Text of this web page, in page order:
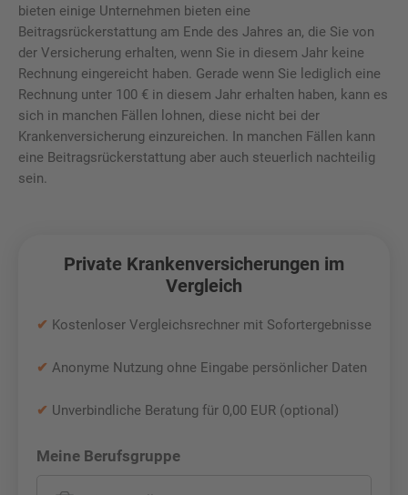
bieten einige Unternehmen bieten eine
Beitragsrückerstattung am Ende des Jahres an, die Sie von
der Versicherung erhalten, wenn Sie in diesem Jahr keine
Rechnung eingereicht haben. Gerade wenn Sie lediglich eine
Rechnung unter 100 € in diesem Jahr erhalten haben, kann es
sich in manchen Fällen lohnen, diese nicht bei der
Krankenversicherung einzureichen. In manchen Fällen kann
eine Beitragsrückerstattung aber auch steuerlich nachteilig
sein.
Private Krankenversicherungen im
Vergleich
✔ Kostenloser Vergleichsrechner mit Sofortergebnisse
✔ Anonyme Nutzung ohne Eingabe persönlicher Daten
✔ Unverbindliche Beratung für 0,00 EUR (optional)
Meine Berufsgruppe